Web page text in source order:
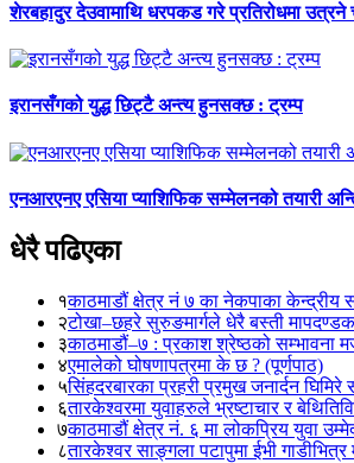
शेरबहादुर देउवामाथि धरपकड गरे प्रतिरोधमा उत्रने
इरानसँगको युद्ध छिट्टै अन्त्य हुनसक्छ : ट्रम्प
एनआरएनए एसिया प्याशिफिक सम्मेलनको तयारी
धेरै पढिएका
१काठमाडौं क्षेत्र नं ७ का नेकपाका केन्द्रीय
२टोखा–छहरे सुरुङमार्गले धेरै बस्ती
३काठमाडौं–७ : प्रकाश श्रेष्ठको सम्भावना
४एमालेको घोषणापत्रमा के छ ? (पूर्णपाठ)
५सिंहदरबारका प्रहरी प्रमुख जनार्दन
६तारकेश्वरमा युवाहरुले भ्रष्टाचार र
७काठमाडौं क्षेत्र नं. ६ मा लोकप्रिय युवा
८तारकेश्वर साङ्गला पटापुमा ईभी